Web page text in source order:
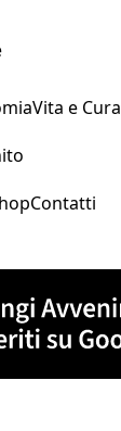
Vita e Cura
Contatti